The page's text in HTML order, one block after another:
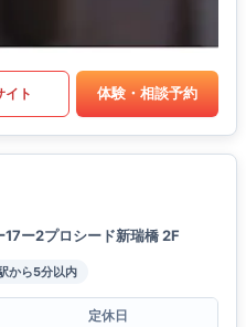
イト 体験・相談予約
ー2プロシード新瑞橋 2F
から5分以内
定休日